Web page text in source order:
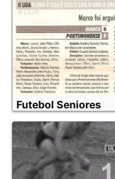
Futebol Seniores